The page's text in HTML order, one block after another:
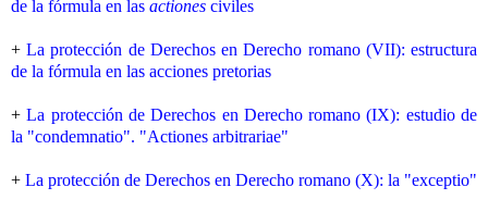
de la fórmula en las actiones civiles
+La protección de Derechos en Derecho romano (VII): estructura
de la fórmula en las acciones pretorias
+La protección de Derechos en Derecho romano (IX): estudio de
la "condemnatio". "Actiones arbitrariae"
+ La protección de Derechos en Derecho romano (X): la "exceptio"